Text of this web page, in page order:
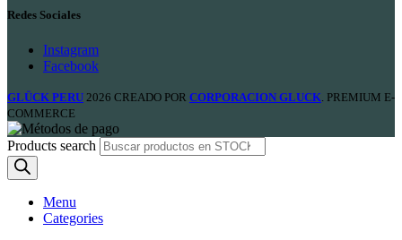
Redes Sociales
Instagram
Facebook
GLÜCK PERU 2026 CREADO POR CORPORACION GLUCK. PREMIUM E-
COMMERCE
Products search
Menu
Categories